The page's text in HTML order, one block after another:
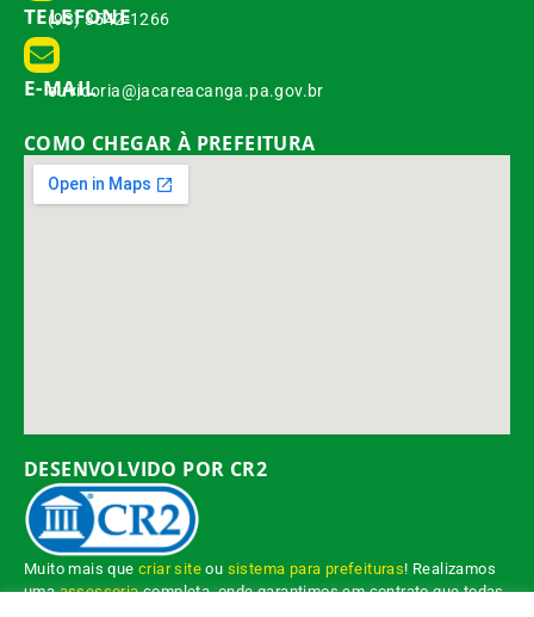
TELEFONE
(93) 3542-1266
E-MAIL
ouvidoria@jacareacanga.pa.gov.br
COMO CHEGAR À PREFEITURA
DESENVOLVIDO POR CR2
Muito mais quecriar site ou sistema para prefeituras! Realizamos
umaassessoriacompleta, onde garantimos em contrato que todas